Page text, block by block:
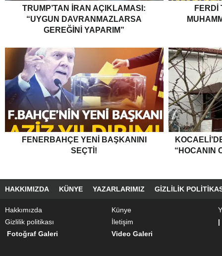
TRUMP’TAN İRAN AÇIKLAMASI:
“UYGUN DAVRANMAZLARSA
GEREĞINI YAPARIM”
FERDI
FENERBAHÇE YENI BAŞKANINI
SEÇTI!
“HOCANIN
HAKKIMIZDA KÜNYE YAZARLARIMIZ GIZLILIK
Hakkımızda Künye
Gizlilik politikası
İletişim
|
Fotoğraf Galeri
Video Galeri